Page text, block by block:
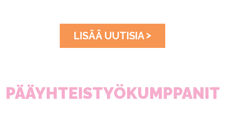
LISÄÄ UUTISIA>
PÄÄYHTEISTYÖKUMPPANIT